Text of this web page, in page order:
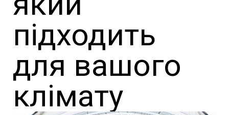
підходить
для вашого
клімату